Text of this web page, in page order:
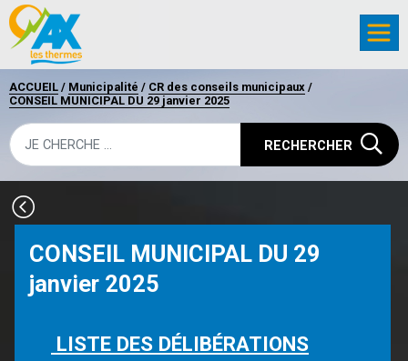
ACCUEIL / Municipalité / CR des conseils municipaux /
CONSEIL MUNICIPAL DU 29 janvier 2025
RECHERCHER
CONSEIL MUNICIPAL DU 29
janvier 2025
LISTE DES DÉLIBÉRATIONS